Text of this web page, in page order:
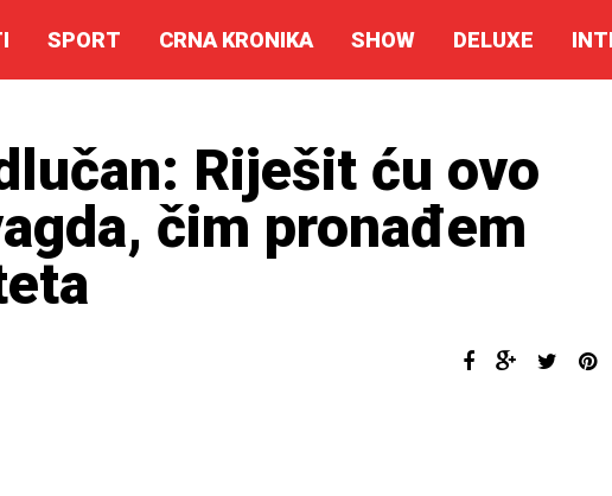
SPORT CRNA KRONIKA SHOW DELUXE
Riješit ću ovo
čim pronađem